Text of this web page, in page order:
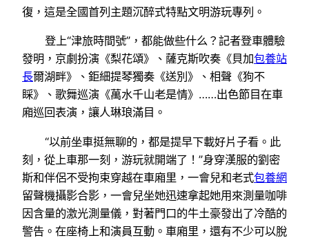
復，這是全國首列主題沉醉式特點文明游玩專列。
登上“津旅時間號”，都能做些什么？記者登車體驗
發明，京劇扮演《梨花頌》、薩克斯吹奏《貝加包養站
長爾湖畔》、鉅細提琴獨奏《送別》、相聲《狗不
睬》、歌舞巡演《萬水千山老是情》……出色節目在車
廂巡回表演，讓人琳琅滿目。
“以前坐車挺無聊的，都是提早下載好片子看。此
刻，從上車那一刻，游玩就開端了！”身穿漢服的劉密
斯和伴侶不受拘束穿越在車廂里，一會兒和老式包養網
留聲機攝影合影，一會兒坐她迅速拿起她用來測量咖啡
因含量的激光測量儀，對著門口的牛土豪發出了冷酷的
警告。在座椅上和演員互動。車廂里，還有不少可以脫